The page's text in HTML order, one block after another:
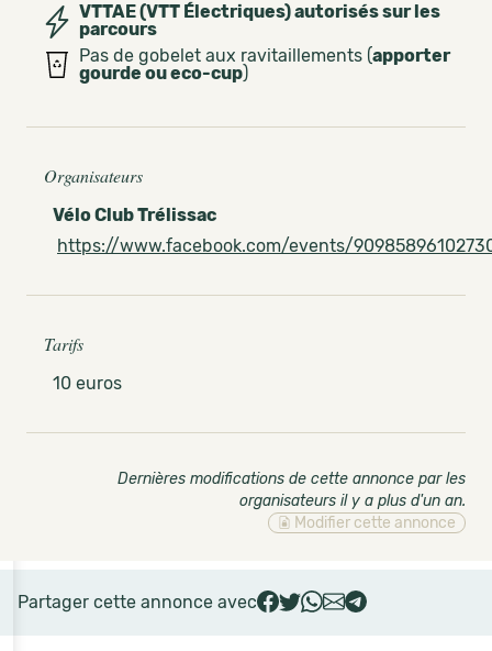
VTTAE (VTT Électriques) autorisés sur les
parcours
Pas de gobelet aux ravitaillements (apporter
gourde ou eco-cup)
Organisateurs
Vélo Club Trélissac
https://www.facebook.com/events/
Tarifs
10 euros
Dernières modifications de cette annonce par les
organisateurs il y a plus d'un an.
Modifier cette annonce
Partager cette annonce avec